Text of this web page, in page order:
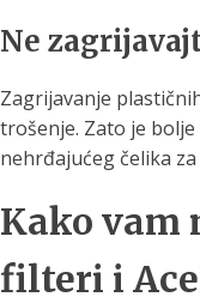
Ne
Zagrijavanje
trošenje. Zato je
nehrđajućeg čelika
Kako vam
filteri i